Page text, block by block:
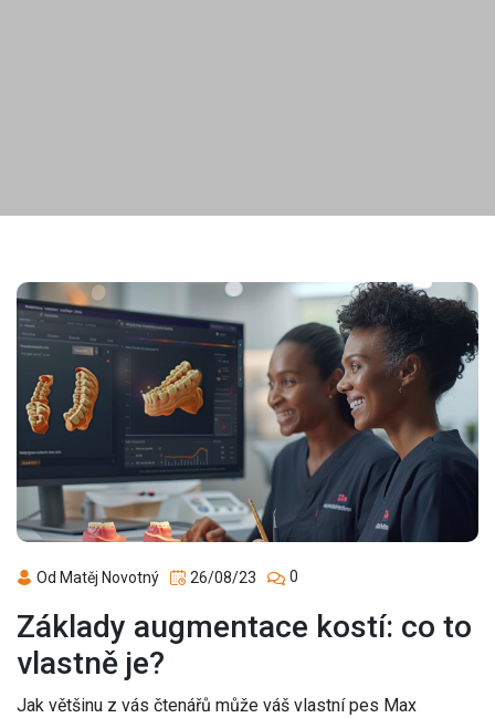
Od Matěj Novotný 26/08/23 0
Základy augmentace kostí: co to
vlastně je?
Jak většinu z vás čtenářů může váš vlastní pes Max